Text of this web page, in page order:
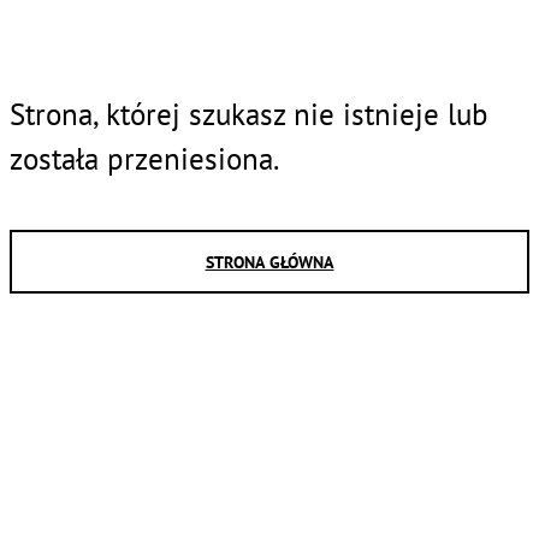
Strona, której szukasz nie istnieje lub
została przeniesiona.
STRONA GŁÓWNA